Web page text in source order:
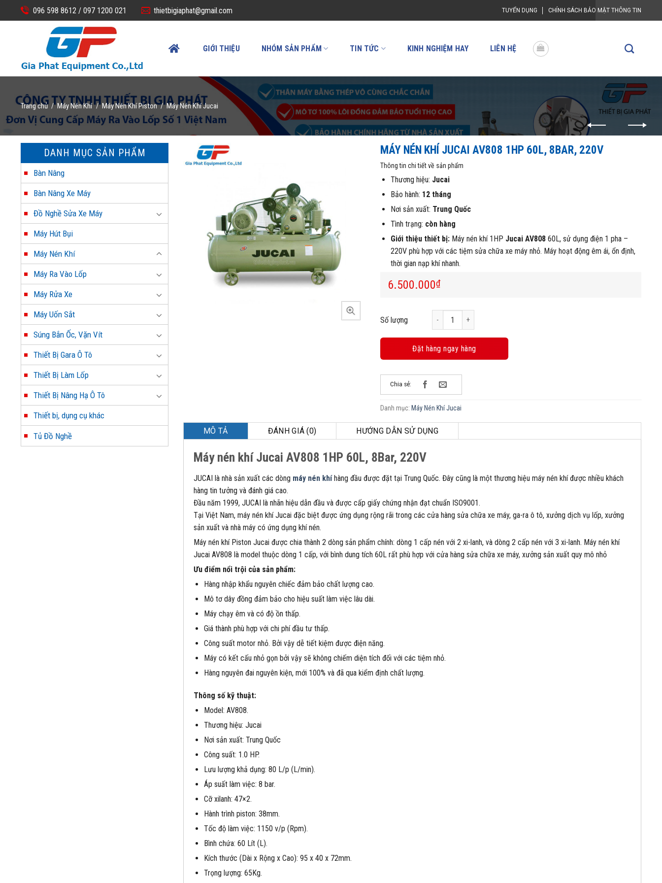
to
096 598 8612 / 097 1200 021 thietbigiaphat@gmail.com TUYỂN DỤNG CHÍNH SÁCH BẢO MẬT THÔNG TIN
GIỚI THIỆU NHÓM SẢN PHẨM TIN TỨC KINH NGHIỆM HAY LIÊN HỆ
Trang chủ / Máy Nén Khí / Máy Nén Khí Piston / Máy Nén Khí Jucai
DANH MỤC SẢN PHẨM
Bàn Nâng
Bàn Nâng Xe Máy
Đồ Nghề Sửa Xe Máy
Máy Hút Bụi
Máy Nén Khí
Máy Ra Vào Lốp
Máy Rửa Xe
Máy Uốn Sắt
Súng Bắn Ốc, Vặn Vít
Thiết Bị Gara Ô Tô
Thiết Bị Làm Lốp
Thiết Bị Nâng Hạ Ô Tô
Thiết bị, dụng cụ khác
Tủ Đồ Nghề
MÁY NÉN KHÍ JUCAI AV808 1HP 60L, 8BAR, 220V
Thông tin chi tiết về sản phẩm
Thương hiệu: Jucai
Bảo hành: 12 tháng
Nơi sản xuất: Trung Quốc
Tình trạng: còn hàng
Giới thiệu thiết bị:Máy nén khí 1HP Jucai AV80860L, sử dụng điện 1 pha –
220V phù hợp với các tiệm sửa chữa xe máy nhỏ. Máy hoạt động êm ái, ổn định,
thời gian nạp khí nhanh.
6.500.000₫
Số lượng Máy nén khí Jucai AV808 1HP 60L, 8Bar, 220V số lượng
Đặt hàng ngay hàng
Chia sẻ:
Danh mục: Máy Nén Khí Jucai
MÔ TẢ ĐÁNH GIÁ (0) HƯỚNG DẪN SỬ DỤNG
Máy nén khí Jucai AV808 1HP 60L, 8Bar, 220V
JUCAI là nhà sản xuất các dòng máy nén khíhàng đầu được đặt tại Trung Quốc. Đây cũng là một thương hiệu máy nén khí được nhiều khách
hàng tin tưởng và đánh giá cao.
Đầu năm 1999, JUCAI là nhãn hiệu dẫn đầu và được cấp giấy chứng nhận đạt chuẩn ISO9001.
Tại Việt Nam, máy nén khí Jucai đặc biệt được ứng dụng rộng rãi trong các cửa hàng sửa chữa xe máy, ga-ra ô tô, xưởng dịch vụ lốp, xưởng
sản xuất và nhà máy có ứng dụng khí nén.
Máy nén khí Piston Jucai được chia thành 2 dòng sản phẩm chính: dòng 1 cấp nén với 2 xi-lanh, và dòng 2 cấp nén với 3 xi-lanh. Máy nén khí
Jucai AV808 là model thuộc dòng 1 cấp, với bình dung tích 60L rất phù hợp với cửa hàng sửa chữa xe máy, xưởng sản xuất quy mô nhỏ
Ưu điểm nổi trội của sản phẩm:
Hàng nhập khẩu nguyên chiếc đảm bảo chất lượng cao.
Mô tơ dây đồng đảm bảo cho hiệu suất làm việc lâu dài.
Máy chạy êm và có độ ồn thấp.
Giá thành phù hợp với chi phí đầu tư thấp.
Công suất motor nhỏ. Bởi vậy dễ tiết kiệm được điện năng.
Máy có kết cấu nhỏ gọn bởi vậy sẽ không chiếm diện tích đối với các tiệm nhỏ.
Hàng nguyên đai nguyên kiện, mới 100% và đã qua kiểm định chất lượng.
Thông số kỹ thuật:
Model: AV808.
Thương hiệu: Jucai
Nơi sản xuất: Trung Quốc
Công suất: 1.0 HP.
Lưu lượng khả dụng: 80 L/p (L/min).
Áp suất làm việc: 8 bar.
Cỡ xilanh: 47×2.
Hành trình piston: 38mm.
Tốc độ làm việc: 1150 v/p (Rpm).
Bình chứa: 60 Lít (L).
Kích thước (Dài x Rộng x Cao): 95 x 40 x 72mm.
Trọng lượng: 65Kg.